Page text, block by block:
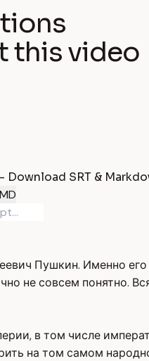
this video
Download SRT &
MD
Пушкин. Именно
не совсем понятно.
в том числе
на том самом